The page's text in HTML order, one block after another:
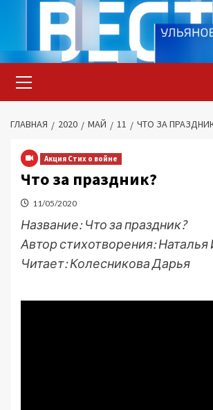
содержимому
меню
ГЛАВНАЯ 2020 МАЙ 11 ЧТО ЗА
Акция Стих о войне
Что за праздник?
11/05/2020
Название: Что за праздник?
Автор стихотворения: Наталья
Читает: Колесникова Дарья